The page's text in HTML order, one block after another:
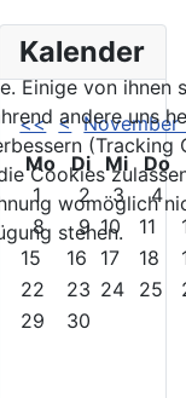
Kalender
<< < November
Mo Di Mi Do
1
2 3 4
8
9 10 11
15
16 17 18
22
23 24 25
29
30
Einige von ihnen
andere uns
(Tracking
Cookies
womöglich
stehen.